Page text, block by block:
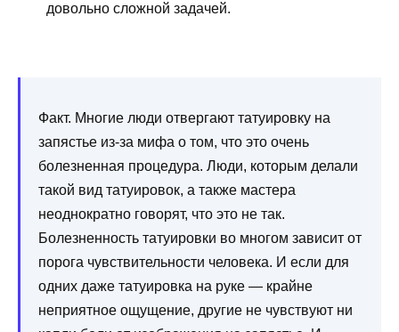
довольно сложной задачей.
Факт. Многие люди отвергают татуировку на
запястье из-за мифа о том, что это очень
болезненная процедура. Люди, которым делали
такой вид татуировок, а также мастера
неоднократно говорят, что это не так.
Болезненность татуировки во многом зависит от
порога чувствительности человека. И если для
одних даже татуировка на руке — крайне
неприятное ощущение, другие не чувствуют ни